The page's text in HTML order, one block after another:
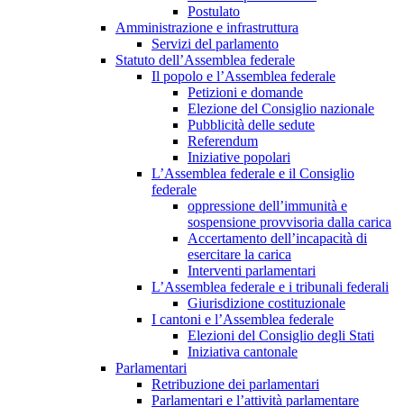
Postulato
Amministrazione e infrastruttura
Servizi del parlamento
Statuto dell’Assemblea federale
Il popolo e l’Assemblea federale
Petizioni e domande
Elezione del Consiglio nazionale
Pubblicità delle sedute
Referendum
Iniziative popolari
L’Assemblea federale e il Consiglio
federale
oppressione dell’immunità e
sospensione provvisoria dalla carica
Accertamento dell’incapacità di
esercitare la carica
Interventi parlamentari
L’Assemblea federale e i tribunali federali
Giurisdizione costituzionale
I cantoni e l’Assemblea federale
Elezioni del Consiglio degli Stati
Iniziativa cantonale
Parlamentari
Retribuzione dei parlamentari
Parlamentari e l’attività parlamentare